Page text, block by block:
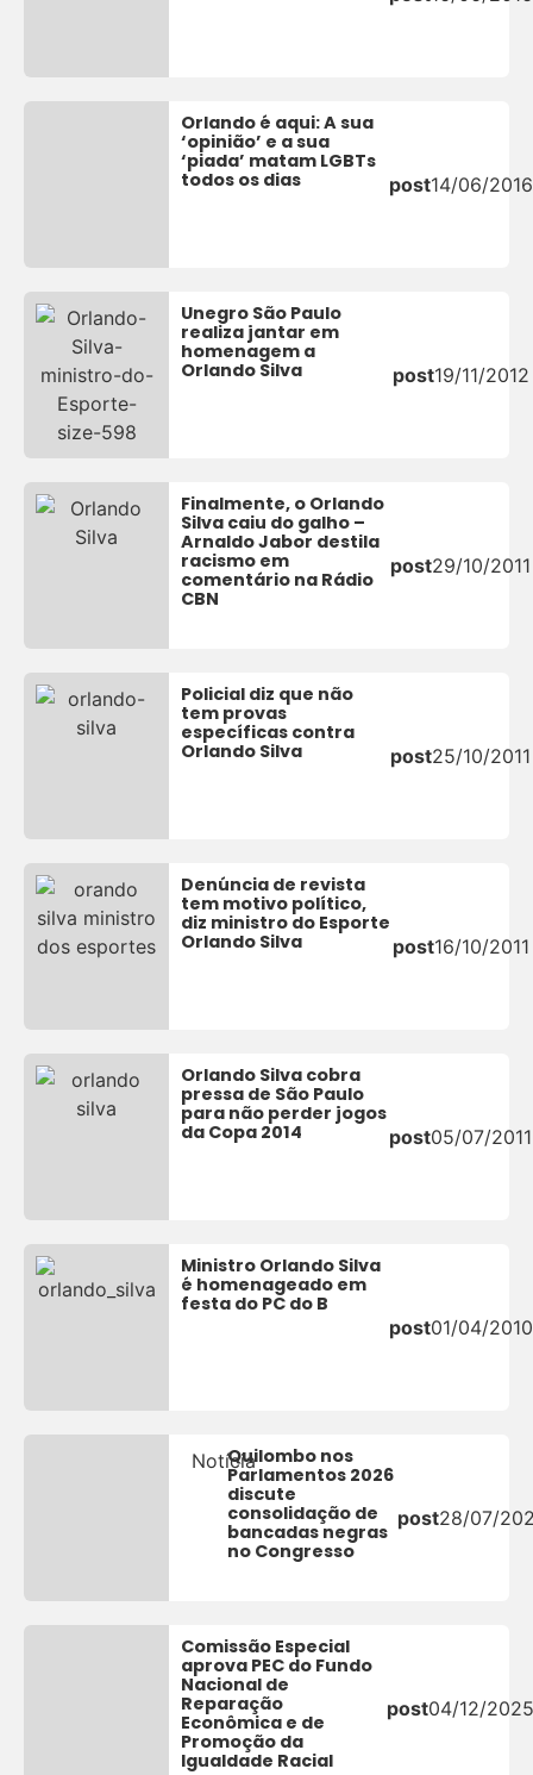
Orlando é aqui: A sua
‘opinião’ e a sua
‘piada’ matam LGBTs
todos os dias
post14/06/2016
Unegro São Paulo
realiza jantar em
homenagem a
Orlando Silva
post19/11/2012
Finalmente, o Orlando
Silva caiu do galho –
Arnaldo Jabor destila
racismo em
comentário na Rádio
CBN
post29/10/2011
Policial diz que não
tem provas
específicas contra
Orlando Silva
post25/10/2011
Denúncia de revista
tem motivo político,
diz ministro do Esporte
Orlando Silva
post16/10/2011
Orlando Silva cobra
pressa de São Paulo
para não perder jogos
da Copa 2014
post05/07/2011
Ministro Orlando Silva
é homenageado em
festa do PC do B
post01/04/2010
NotíciaQuilombo nos
Parlamentos 2026
discute
consolidação de
bancadas negras
no Congresso
post28/07/
Comissão Especial
aprova PEC do Fundo
Nacional de
Reparação
Econômica e de
Promoção da
Igualdade Racial
post04/12/